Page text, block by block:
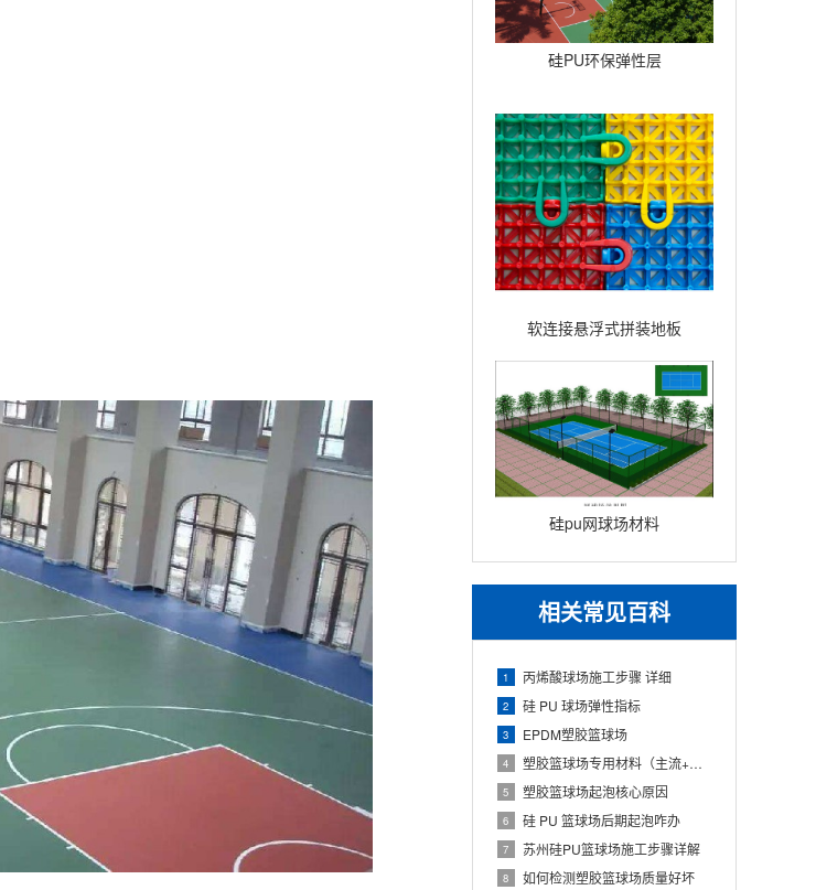
硅PU环保弹性层
软连接悬浮式拼装地板
硅pu网球场材料
相关常见百科
1 丙烯酸球场施工步骤 详细
2 硅 PU 球场弹性指标
3 EPDM塑胶篮球场
4 塑胶篮球场专用材料（主流+配套+标准）
5 塑胶篮球场起泡核心原因
6 硅 PU 篮球场后期起泡咋办
7 苏州硅PU篮球场施工步骤详解
8 如何检测塑胶篮球场质量好坏